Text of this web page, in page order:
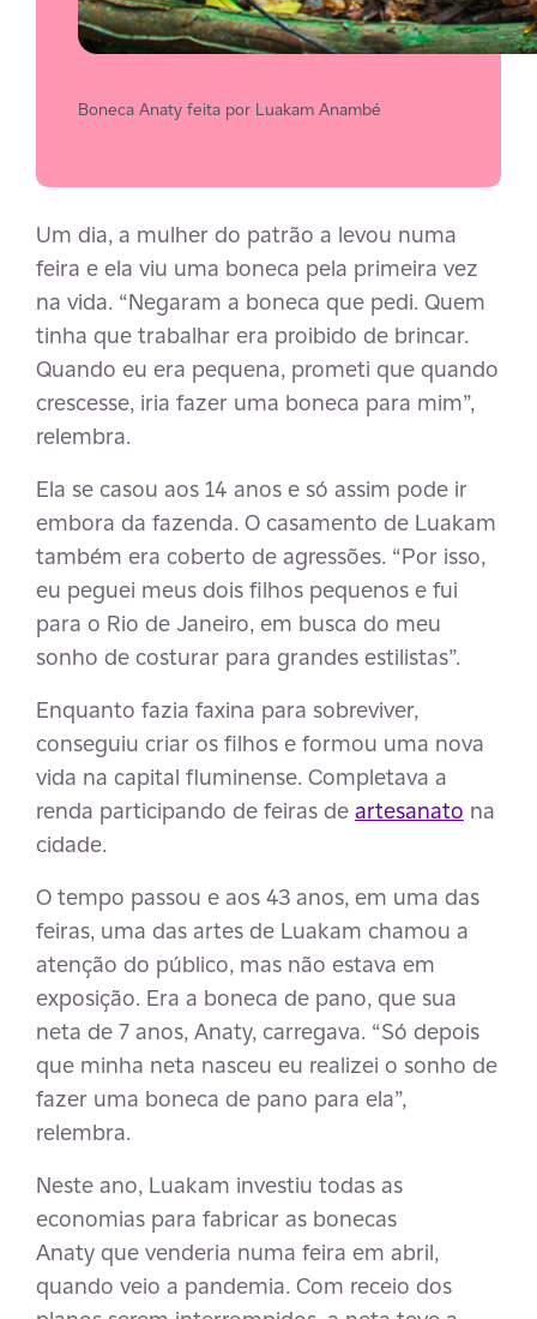
Boneca Anaty feita por Luakam Anambé
Um dia, a mulher do patrão a levou numa
feira e ela viu uma boneca pela primeira vez
na vida. “Negaram a boneca que pedi. Quem
tinha que trabalhar era proibido de brincar.
Quando eu era pequena, prometi que quando
crescesse, iria fazer uma boneca para mim”,
relembra.
Ela se casou aos 14 anos e só assim pode ir
embora da fazenda. O casamento de Luakam
também era coberto de agressões. “Por isso,
eu peguei meus dois filhos pequenos e fui
para o Rio de Janeiro, em busca do meu
sonho de costurar para grandes estilistas”.
Enquanto fazia faxina para sobreviver,
conseguiu criar os filhos e formou uma nova
vida na capital fluminense. Completava a
renda participando de feiras de artesanato na
cidade.
O tempo passou e aos 43 anos, em uma das
feiras, uma das artes de Luakam chamou a
atenção do público, mas não estava em
exposição. Era a boneca de pano, que sua
neta de 7 anos, Anaty, carregava. “Só depois
que minha neta nasceu eu realizei o sonho de
fazer uma boneca de pano para ela”,
relembra.
Neste ano, Luakam investiu todas as
economias para fabricar as bonecas
Anaty que venderia numa feira em abril,
quando veio a pandemia. Com receio dos